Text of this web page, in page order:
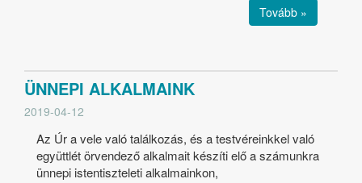
Tovább »
ÜNNEPI ALKALMAINK
2019-04-12
Az Úr a vele való találkozás, és a testvéreinkkel való
együttlét örvendező alkalmait készíti elő a számunkra
ünnepi istentiszteleti alkalmainkon,